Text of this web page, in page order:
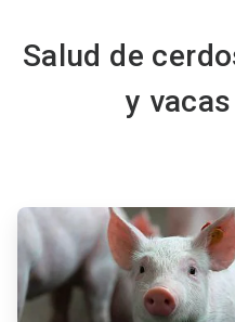
Salud de
y
ArticleTile
de
4